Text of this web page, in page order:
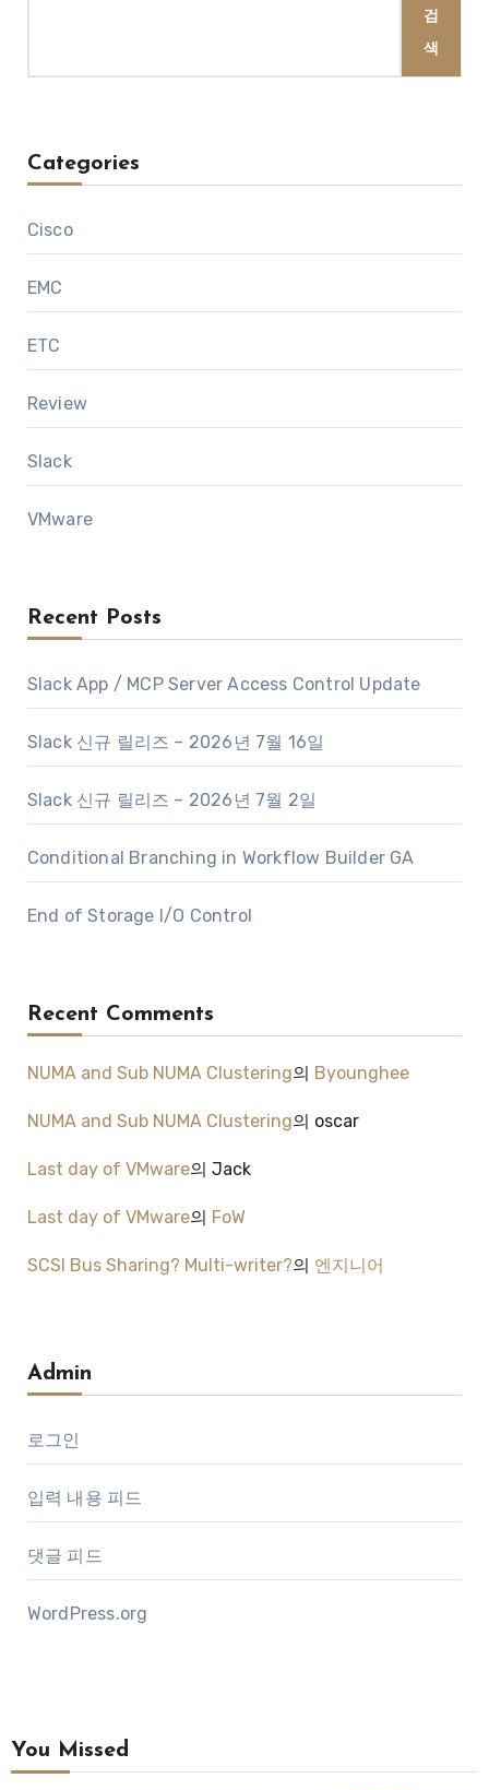
검
색
Categories
Cisco
EMC
ETC
Review
Slack
VMware
Recent Posts
Slack App / MCP Server Access Control Update
Slack 신규 릴리즈 – 2026년 7월 16일
Slack 신규 릴리즈 – 2026년 7월 2일
Conditional Branching in Workflow Builder GA
End of Storage I/O Control
Recent Comments
NUMA and Sub NUMA Clustering의 Byounghee
NUMA and Sub NUMA Clustering의 oscar
Last day of VMware의 Jack
Last day of VMware의 FoW
SCSI Bus Sharing? Multi-writer?의 엔지니어
Admin
로그인
입력 내용 피드
댓글 피드
WordPress.org
You Missed